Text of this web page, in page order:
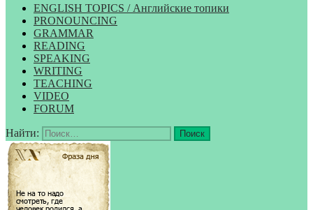
ENGLISH TOPICS / Английские топики
PRONOUNCING
GRAMMAR
READING
SPEAKING
WRITING
TEACHING
VIDEO
FORUM
Найти: